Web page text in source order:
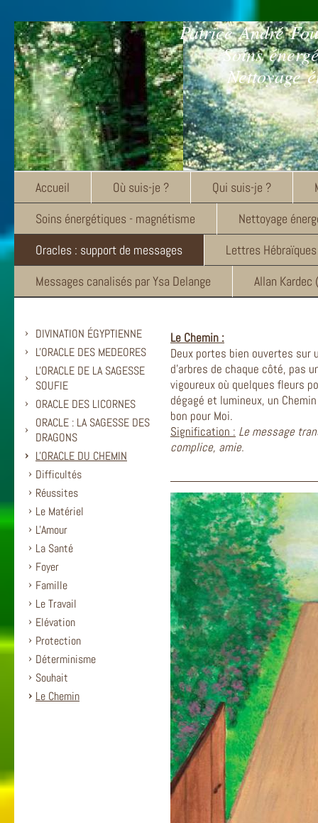
Patrice André
Soins
Nettoyage
Accueil Où suis-je ? Qui suis-je ?
Soins énergétiques - magnétisme
Nettoyage
Oracles : support de messages
Lettres
Messages canalisés par Ysa Delange
Allan Kardec
DIVINATION ÉGYPTIENNE
L'ORACLE DES MEDEORES
L'ORACLE DE LA SAGESSE
SOUFIE
ORACLE DES LICORNES
ORACLE : LA SAGESSE DES
DRAGONS
L'ORACLE DU CHEMIN
Difficultés
Réussites
Le Matériel
L'Amour
La Santé
Foyer
Famille
Le Travail
Elévation
Protection
Déterminisme
Souhait
Le Chemin
Le Chemin :
Deux portes bien ouvertes
d’arbres de chaque côté, pas
vigoureux où quelques fleurs
dégagé et lumineux, un
bon pour Moi.
Signification : Le message
complice, amie.